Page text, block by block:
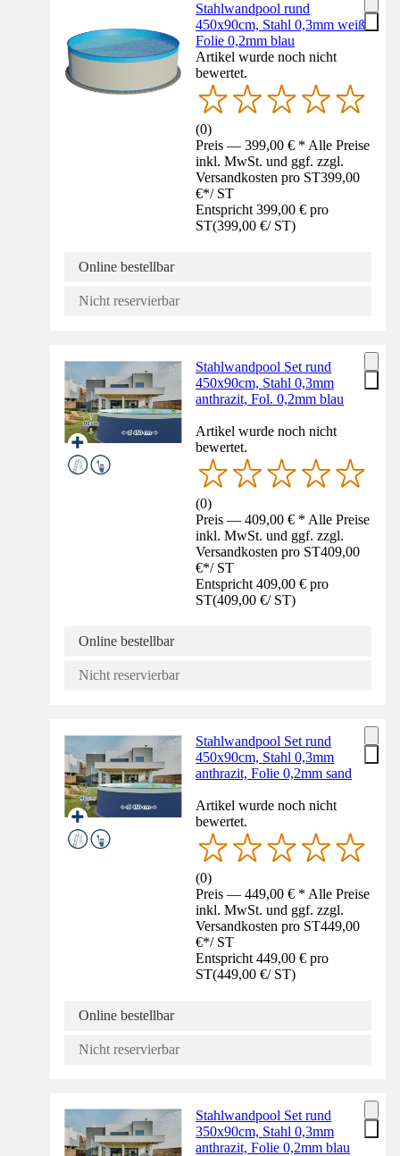
Stahlwandpool rund
450x90cm, Stahl 0,3mm weiß,
Folie 0,2mm blau
Artikel wurde noch nicht
bewertet.
(0)
Preis — 399,00 € * Alle Preise
inkl. MwSt. und ggf. zzgl.
Versandkosten pro ST399,00
€*/ ST
Entspricht 399,00 € pro
ST(399,00 €/ ST)
Online bestellbar
Nicht reservierbar
Stahlwandpool Set rund
450x90cm, Stahl 0,3mm
anthrazit, Fol. 0,2mm blau
Artikel wurde noch nicht
bewertet.
(0)
Preis — 409,00 € * Alle Preise
inkl. MwSt. und ggf. zzgl.
Versandkosten pro ST409,00
€*/ ST
Entspricht 409,00 € pro
ST(409,00 €/ ST)
Online bestellbar
Nicht reservierbar
Stahlwandpool Set rund
450x90cm, Stahl 0,3mm
anthrazit, Folie 0,2mm sand
Artikel wurde noch nicht
bewertet.
(0)
Preis — 449,00 € * Alle Preise
inkl. MwSt. und ggf. zzgl.
Versandkosten pro ST449,00
€*/ ST
Entspricht 449,00 € pro
ST(449,00 €/ ST)
Online bestellbar
Nicht reservierbar
Stahlwandpool Set rund
350x90cm, Stahl 0,3mm
anthrazit, Folie 0,2mm blau